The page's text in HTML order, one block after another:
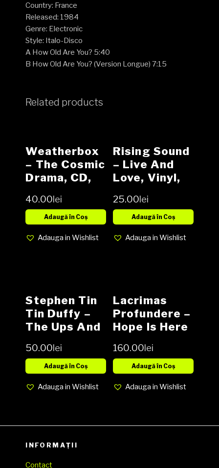
Country: France
Released: 1984
Genre: Electronic
Style: Italo-Disco
A How Old Are You? 5:40
B How Old Are You? (Version Longue) 7:15
Related products
Weatherbox
– The Cosmic
Drama, CD,
40.00lei
Adaugă în Coș
Adauga in Wishlist
Rising Sound
– Live And
Love, Vinyl,
Cover EX
(SH)
25.00lei
Adaugă în Coș
Adauga in Wishlist
Stephen Tin
Tin Duffy ‎–
The Ups And
LP, Media VG,
Cover G (SH)
50.00lei
Adaugă în Coș
Adauga in Wishlist
Lacrimas
Profundere ‎–
Hope Is Here
Album CD,
Album NOU
160.00lei
Adaugă în Coș
Adauga in Wishlist
INFORMAȚII
Contact